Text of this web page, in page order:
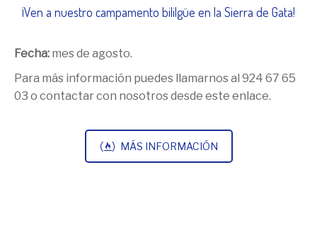
¡Ven a nuestro campamento bililgüe en la Sierra de Gata!
Fecha: mes de agosto.
Para más información puedes llamarnos al 924 67 65
03 o contactar con nosotros desde este enlace.
MÁS INFORMACIÓN